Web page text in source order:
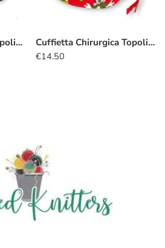
Cuffietta Chirurgica Topolino natalizio
Cuffietta Chirurgica Topolino natalizio rosso
€14.50